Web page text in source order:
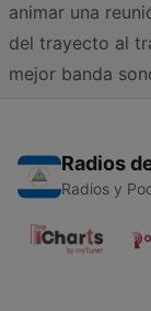
animar una
del trayecto al
mejor banda
Radios
Radios y